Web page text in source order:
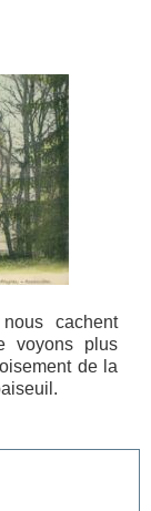
cachent
voyons plus
de la